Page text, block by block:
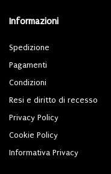
Informazioni
Spedizione
Pagamenti
Condizioni
Resi e diritto di recesso
Privacy Policy
Cookie Policy
Informativa Privacy